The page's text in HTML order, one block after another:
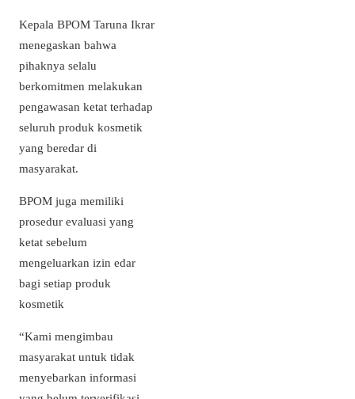
Kepala BPOM Taruna Ikrar
menegaskan bahwa
pihaknya selalu
berkomitmen melakukan
pengawasan ketat terhadap
seluruh produk kosmetik
yang beredar di
masyarakat.
BPOM juga memiliki
prosedur evaluasi yang
ketat sebelum
mengeluarkan izin edar
bagi setiap produk
kosmetik
“Kami mengimbau
masyarakat untuk tidak
menyebarkan informasi